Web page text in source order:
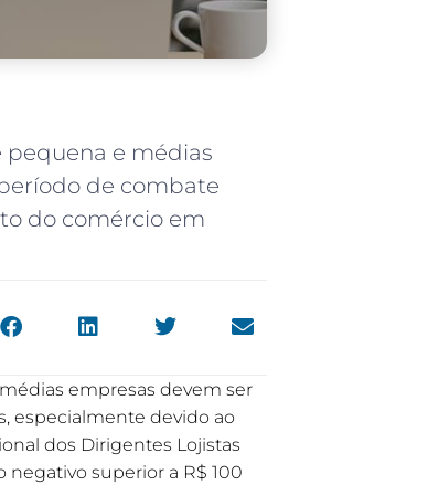
pequena e médias
de combate
do comércio em
empresas devem ser
especialmente devido ao
dos Dirigentes Lojistas
superior a R$ 100